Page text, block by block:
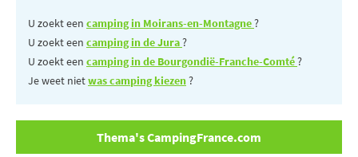
U zoekt een camping in Moirans-en-Montagne?
U zoekt een camping in de Jura?
U zoekt een camping in de Bourgondië-Franche-Comté?
Je weet nietwas camping kiezen?
Thema's CampingFrance.com